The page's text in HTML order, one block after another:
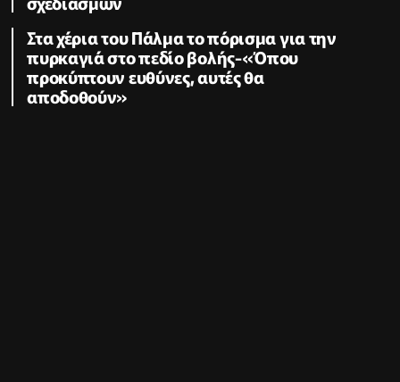
Στα χέρια του Πάλμα το πόρισμα για την
πυρκαγιά στο πεδίο βολής-«Όπου
προκύπτουν ευθύνες, αυτές θα
αποδοθούν»